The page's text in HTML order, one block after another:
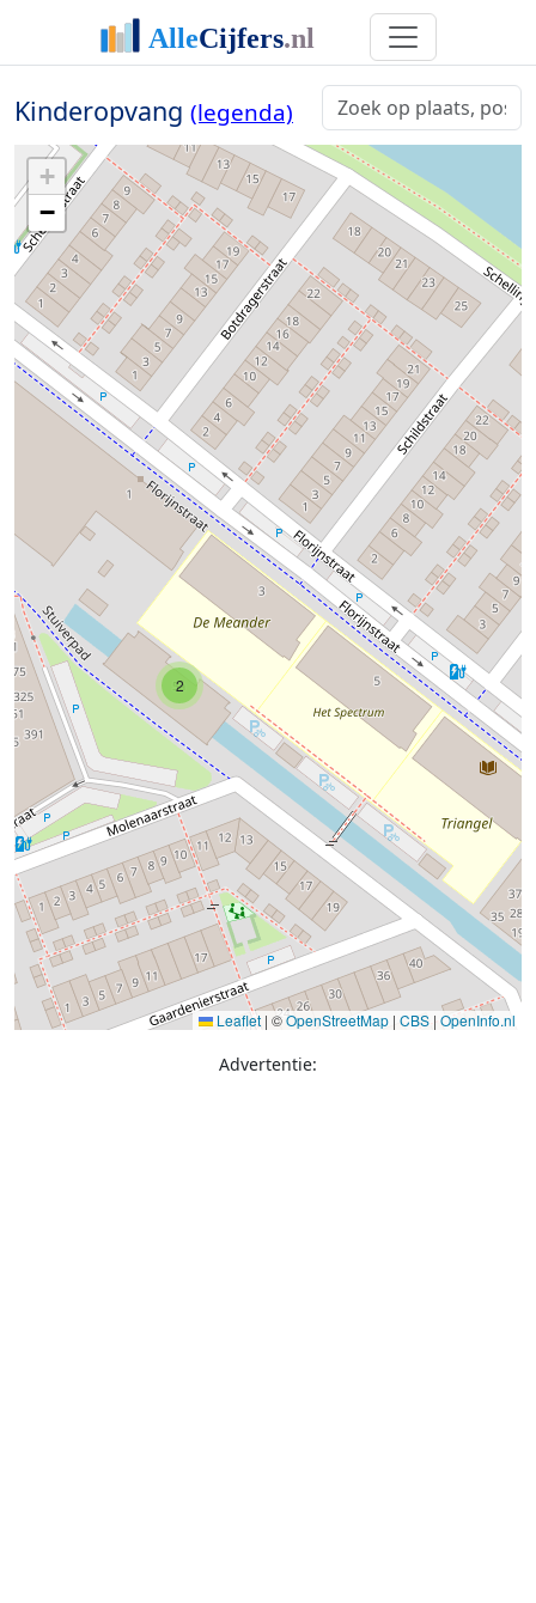
Kinderopvang (legenda)
2
+
−
Leaflet | ©OpenStreetMap | CBS | OpenInfo.nl
Advertentie: